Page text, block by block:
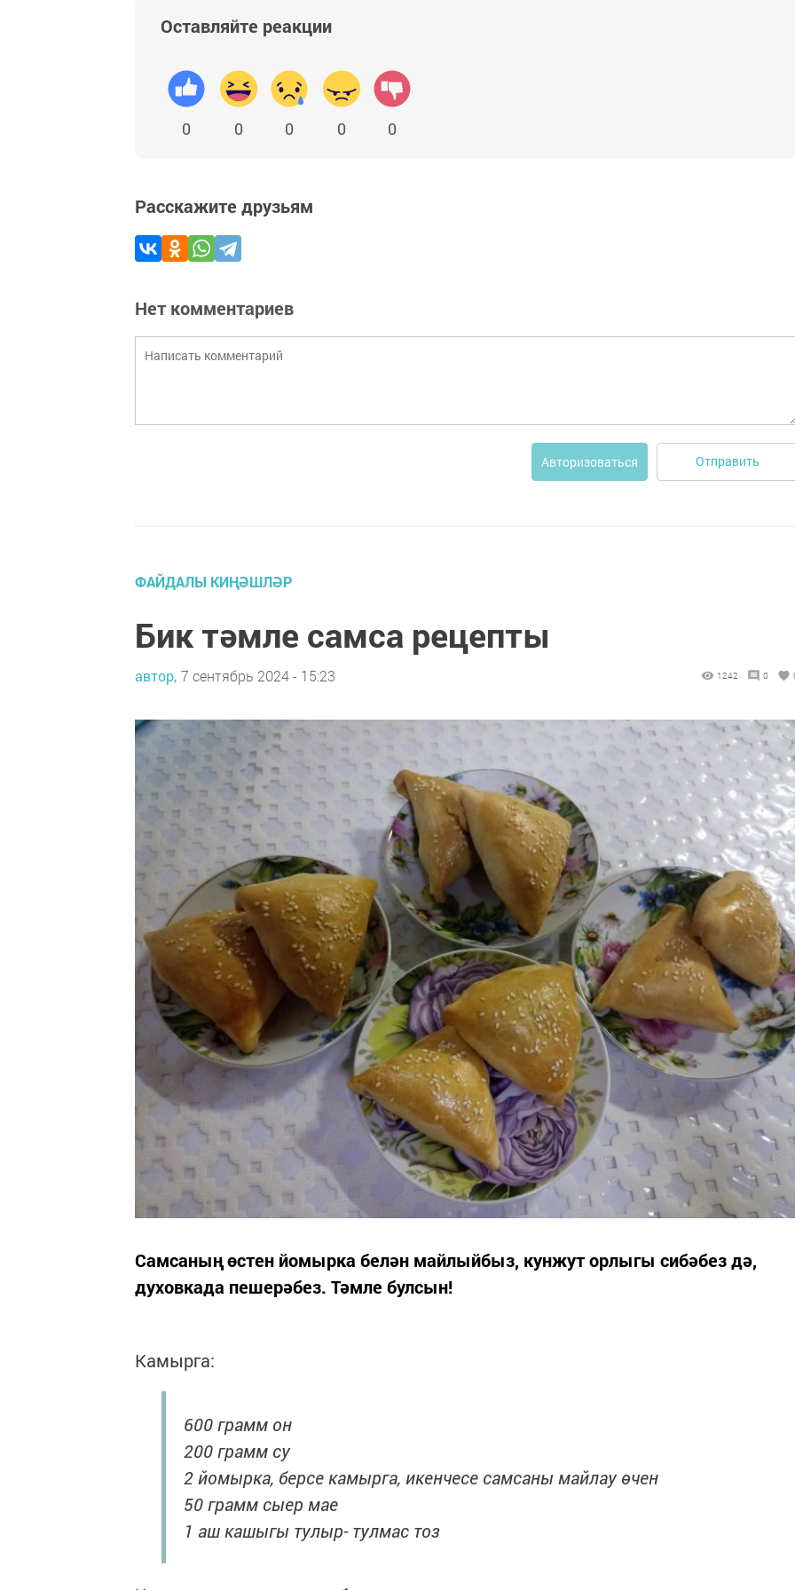
Оставляйте реакции
0 0 0 0 0
Расскажите друзьям
Нет комментариев
Авторизоваться Отправить
ФАЙДАЛЫ КИҢӘШЛӘР
Бик тәмле самса рецепты
автор, 7 сентябрь 2024 - 15:23 1242 0
Самсаның өстен йомырка белән майлыйбыз, кунжут орлыгы сибәбез дә,
духовкада пешерәбез. Тәмле булсын!
Камырга:
600 грамм он
200 грамм су
2 йомырка, берсе камырга, икенчесе самсаны майлау өчен
50 грамм сыер мае
1 аш кашыгы тулыр- тулмас тоз